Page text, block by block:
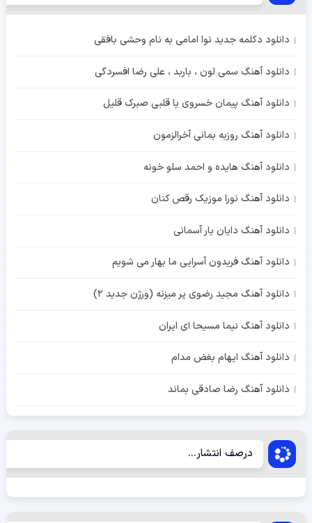
دانلود دکلمه جدید نوا امامی به نام وحشی بافقی
دانلود آهنگ سمی لون ، باربد ، علی رضا افسردگی
دانلود آهنگ پیمان خسروی یا قلبی صبرک قلیل
دانلود آهنگ روزبه بمانی آخرالزمون
دانلود آهنگ هایده و احمد سلو خونه
دانلود آهنگ نورا موزیک رقص کنان
دانلود آهنگ دایان یار آسمانی
دانلود آهنگ فریدون آسرایی ما بهار می شویم
دانلود آهنگ مجید رضوی پر میزنه (ورژن جدید 2)
دانلود آهنگ نیما مسیحا ای ایران
دانلود آهنگ ایهام بغض مدام
دانلود آهنگ رضا صادقی بماند
درصف انتشار...